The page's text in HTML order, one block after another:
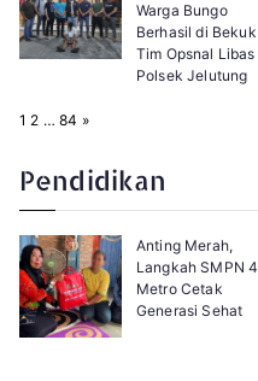
Warga Bungo
Berhasil di Bekuk
Tim Opsnal Libas
Polsek Jelutung
P
:
1 2 … 84 N
»
Pendidikan
Anting Merah,
Langkah SMPN 4
Metro Cetak
Generasi Sehat